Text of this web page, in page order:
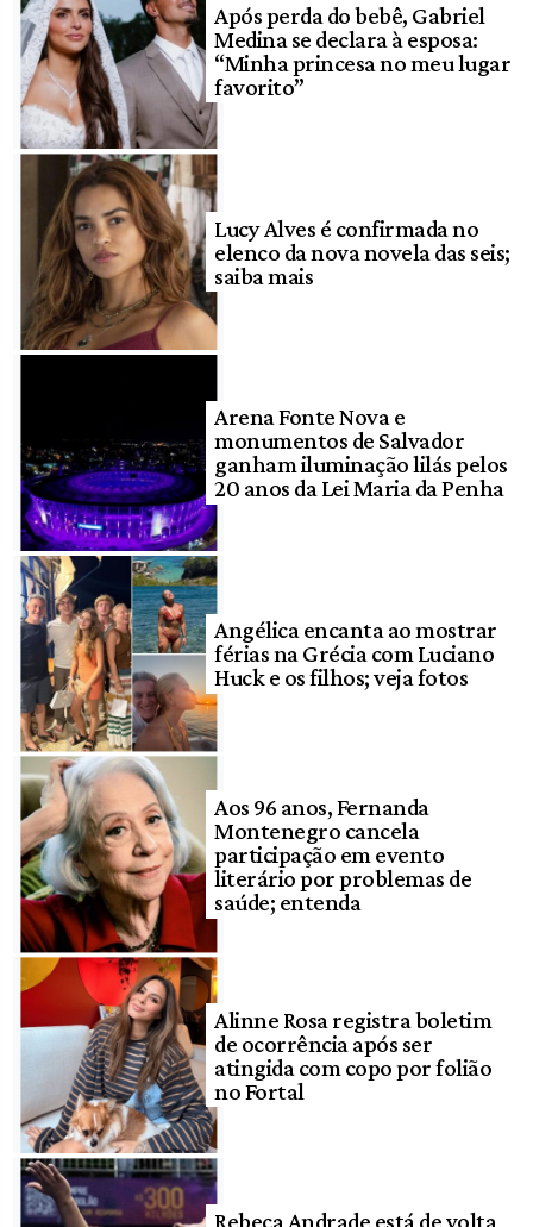
Após perda do bebê, Gabriel
Medina se declara à esposa:
“Minha princesa no meu lugar
favorito”
Lucy Alves é confirmada no
elenco da nova novela das seis;
saiba mais
Arena Fonte Nova e
monumentos de Salvador
ganham iluminação lilás pelos
20 anos da Lei Maria da Penha
Angélica encanta ao mostrar
férias na Grécia com Luciano
Huck e os filhos; veja fotos
Aos 96 anos, Fernanda
Montenegro cancela
participação em evento
literário por problemas de
saúde; entenda
Alinne Rosa registra boletim
de ocorrência após ser
atingida com copo por folião
no Fortal
Rebeca Andrade está de volta